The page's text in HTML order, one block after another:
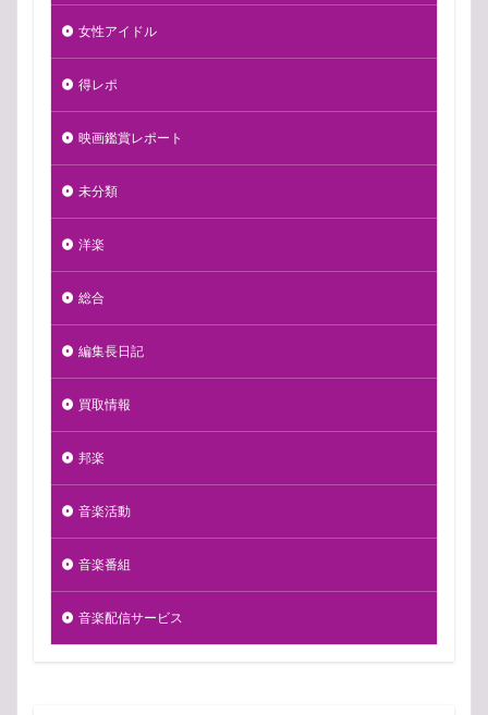
女性アイドル
得レポ
映画鑑賞レポート
未分類
洋楽
総合
編集長日記
買取情報
邦楽
音楽活動
音楽番組
音楽配信サービス